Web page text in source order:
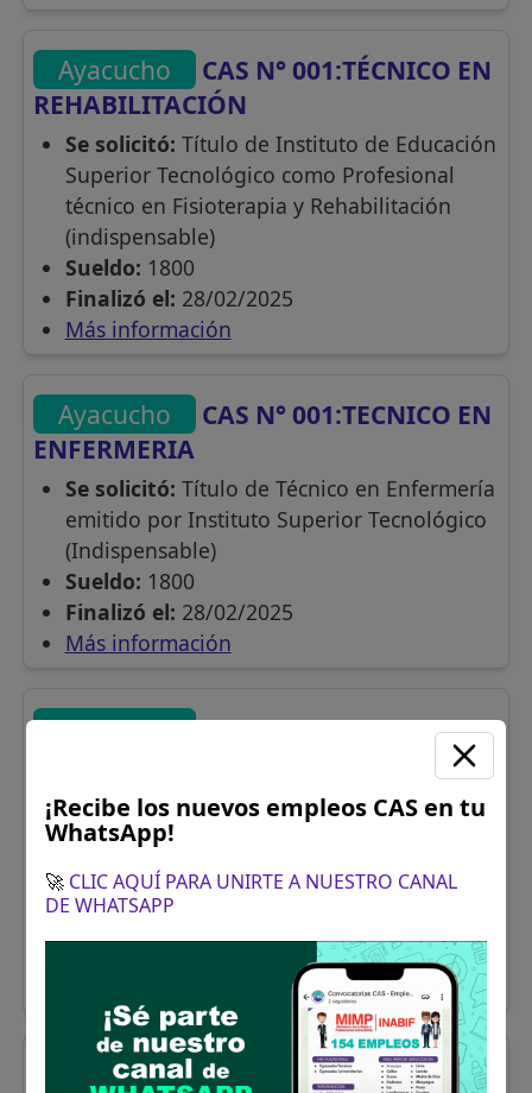
Ayacucho
CAS N° 001:TÉCNICO EN
REHABILITACIÓN
Se solicitó: Título de Instituto de Educación
Superior Tecnológico como Profesional
técnico en Fisioterapia y Rehabilitación
(indispensable)
Sueldo: 1800
Finalizó el: 28/02/2025
Más información
Ayacucho
CAS N° 001:TECNICO EN
ENFERMERIA
Se solicitó: Título de Técnico en Enfermería
emitido por Instituto Superior Tecnológico
(Indispensable)
Sueldo: 1800
Finalizó el: 28/02/2025
Más información
Ayacucho
CAS N° 001:LICENCIADA
Se solicitó: Título Profesional de licenciada
(o) en enfermería (Indispensable).
Colegiado y habilitación profesional
vigente (Indispensable)
Ayacucho
CAS N° 001:LICENCIADA
¡Recibe los nuevos empleos CAS en tu
WhatsApp!
🚀 CLIC AQUÍ PARA UNIRTE A NUESTRO CANAL
DE WHATSAPP